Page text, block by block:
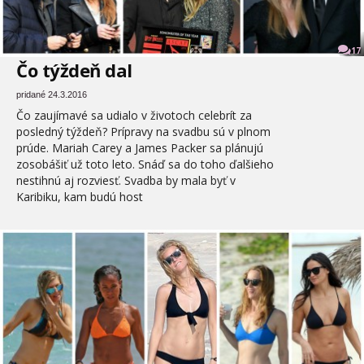
17
Čo týždeň dal
pridané 24.3.2016
Čo zaujímavé sa udialo v životoch celebrít za
posledný týždeň? Prípravy na svadbu sú v plnom
prúde. Mariah Carey a James Packer sa plánujú
zosobášiť už toto leto. Snáď sa do toho ďalšieho
nestihnú aj rozviesť. Svadba by mala byť v
Karibiku, kam budú host